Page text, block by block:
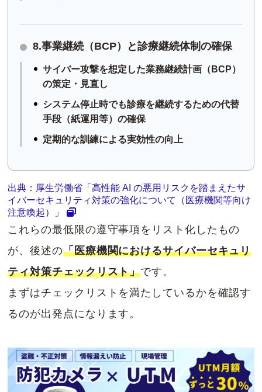
8.事業継続（BCP）と診療継続体制の確保
サイバー攻撃を想定した業務継続計画（BCP）
の策定・見直し
システム停止時でも診療を継続するための代替
手段（紙運用等）の確保
定期的な訓練による実効性の向上
出典：厚生労働省「高性能 AI の悪用リスクを踏まえたサ
イバーセキュリティ対策の強化について（医療機関等向け
注意喚起）」
これらの最低限の遵守事項をリスト化したもの
が、後述の「医療機関におけるサイバーセキュリ
ティ対策チェックリスト」です。
まずはチェックリストを満たしているかを確認す
るのが出発点になります。